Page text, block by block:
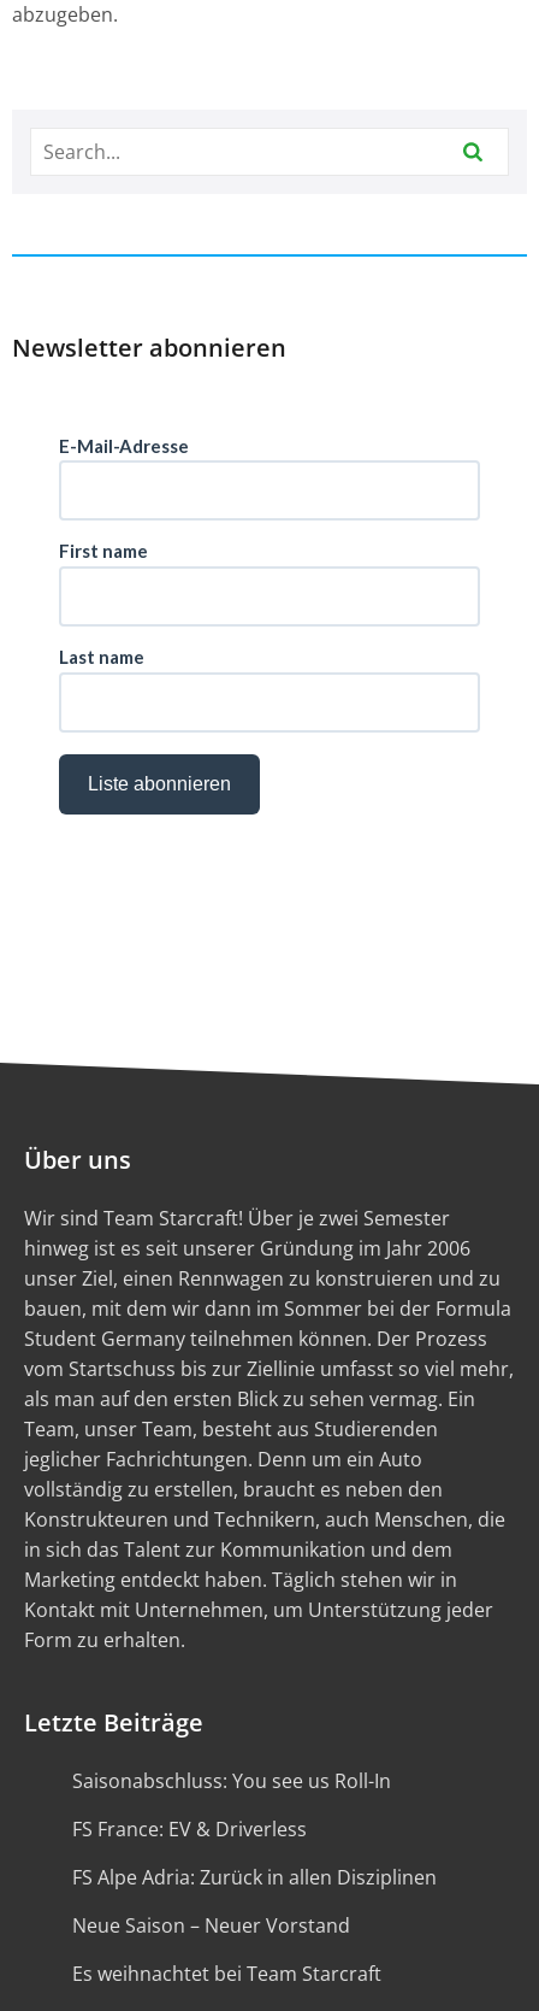
abzugeben.
Newsletter abonnieren
Über uns
Wir sind Team Starcraft! Über je zwei Semester
hinweg ist es seit unserer Gründung im Jahr 2006
unser Ziel, einen Rennwagen zu konstruieren und zu
bauen, mit dem wir dann im Sommer bei der Formula
Student Germany teilnehmen können. Der Prozess
vom Startschuss bis zur Ziellinie umfasst so viel mehr,
als man auf den ersten Blick zu sehen vermag. Ein
Team, unser Team, besteht aus Studierenden
jeglicher Fachrichtungen. Denn um ein Auto
vollständig zu erstellen, braucht es neben den
Konstrukteuren und Technikern, auch Menschen, die
in sich das Talent zur Kommunikation und dem
Marketing entdeckt haben. Täglich stehen wir in
Kontakt mit Unternehmen, um Unterstützung jeder
Form zu erhalten.
Letzte Beiträge
Saisonabschluss: You see us Roll-In
FS France: EV & Driverless
FS Alpe Adria: Zurück in allen Disziplinen
Neue Saison – Neuer Vorstand
Es weihnachtet bei Team Starcraft